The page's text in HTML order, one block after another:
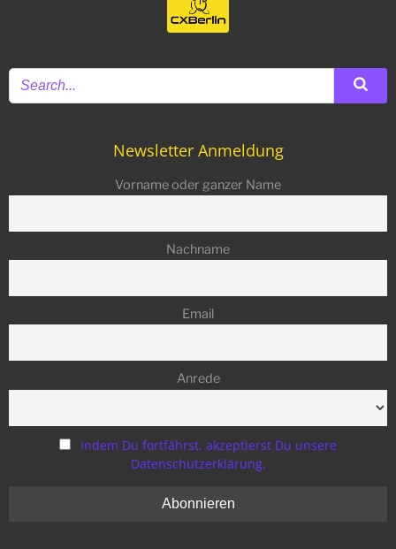
Newsletter Anmeldung
Vorname oder ganzer Name
Nachname
Email
Anrede
Indem Du fortfährst, akzeptierst Du unsere
Datenschutzerklärung.